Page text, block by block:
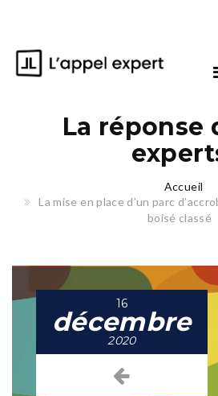
La réponse
Accueil
La mise en place d’un parc
boisé classé
16
décembre
2020